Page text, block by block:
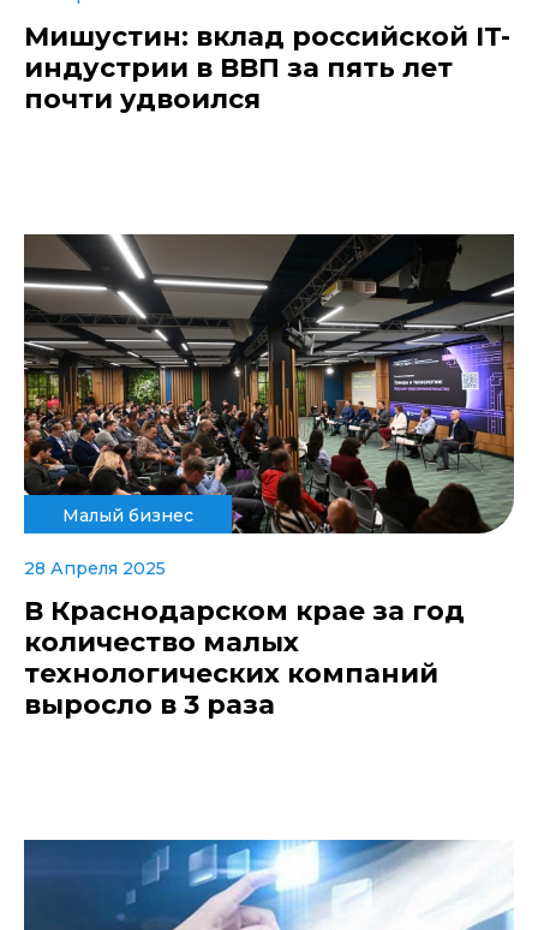
Мишустин: вклад российской IT-
индустрии в ВВП за пять лет
почти удвоился
Малый бизнес
28 Апреля 2025
В Краснодарском крае за год
количество малых
технологических компаний
выросло в 3 раза